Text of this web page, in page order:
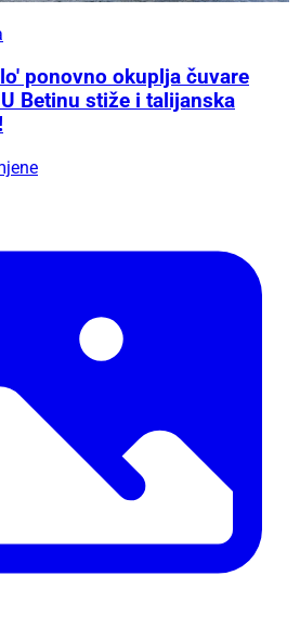
ponovno okuplja čuvare
Betinu stiže i talijanska